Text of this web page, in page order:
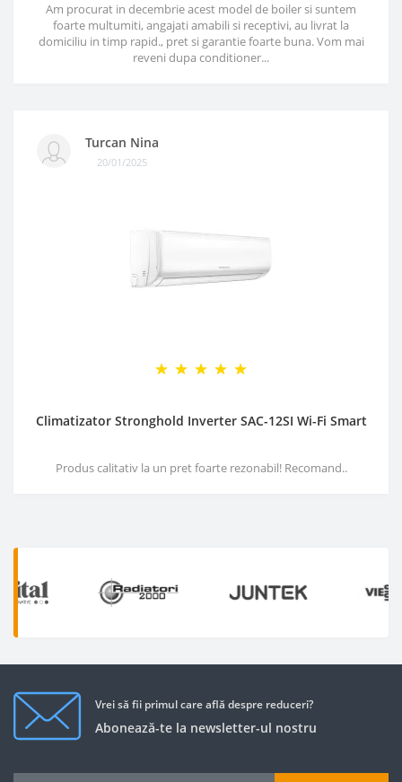
Am procurat in decembrie acest model de boiler si suntem
foarte multumiti, angajati amabili si receptivi, au livrat la
domiciliu in timp rapid., pret si garantie foarte buna. Vom mai
reveni dupa conditioner...
Turcan Nina
20/01/2025
Climatizator Stronghold Inverter SAC-12SI Wi-Fi Smart
Produs calitativ la un pret foarte rezonabil! Recomand..
Vrei să fii primul care află despre reduceri?
Abonează-te la newsletter-ul nostru